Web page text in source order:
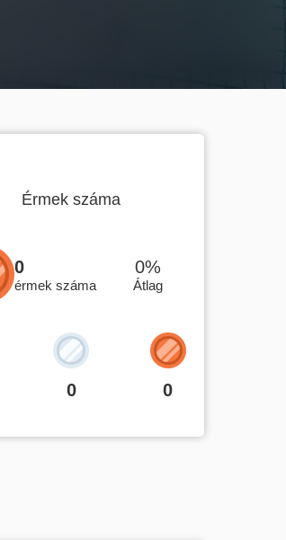
Érmek száma
0
érmek száma
0%
Átlag
0 0